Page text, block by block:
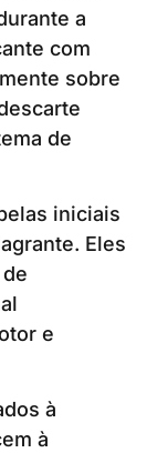
a
com
sobre
de
iniciais
Eles
e
à
à